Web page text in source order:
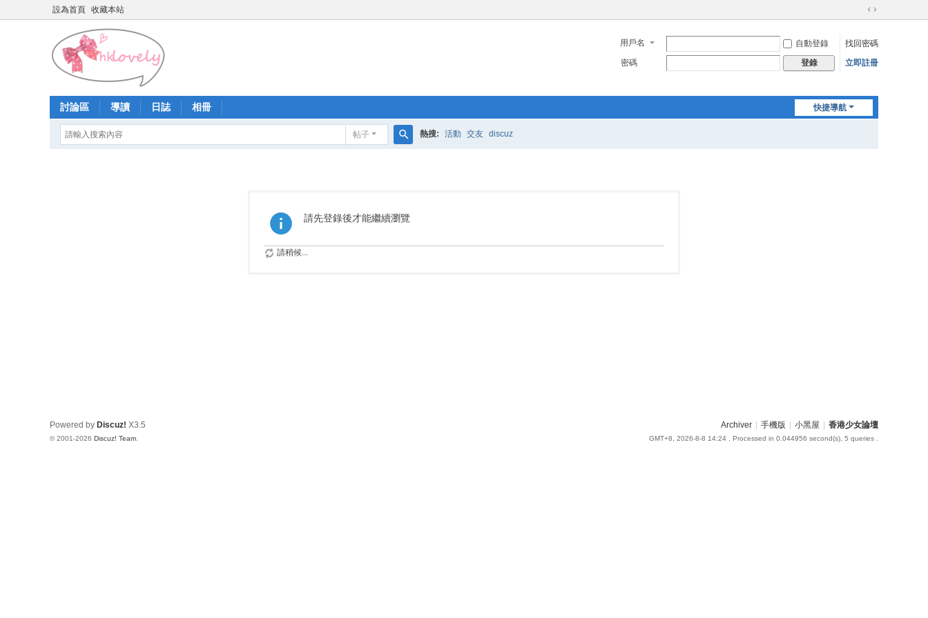
設為首頁 收藏本站
切
到
寬
用戶名 自動登錄
找回密碼
密碼
登錄 立即註冊
快捷導航
討論區 導讀 日誌 相冊
帖子 熱搜: 活動 交友 discuz
請先登錄後才能繼續瀏覽
請稍候...
Archiver 手機版 小黑屋 香港少女論壇
GMT+8, 2026-8-8 14:24 , Processed in 0.044956 second(s), 5 queries .
Powered by Discuz! X3.5
© 2001-2026 Discuz! Team